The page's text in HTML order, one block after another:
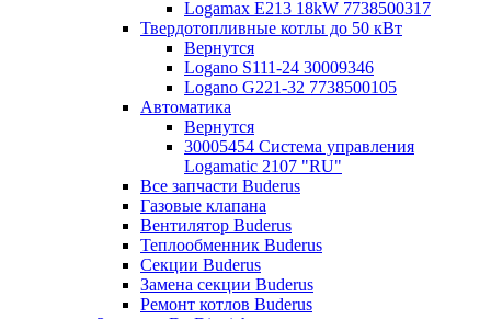
Logamax E213 18kW 7738500317
Твердотопливные котлы до 50 кВт
Вернутся
Logano S111-24 30009346
Logano G221-32 7738500105
Автоматика
Вернутся
30005454 Система управления
Logamatic 2107 "RU"
Все запчасти Buderus
Газовые клапана
Вентилятор Buderus
Теплообменник Buderus
Секции Buderus
Замена секции Buderus
Ремонт котлов Buderus